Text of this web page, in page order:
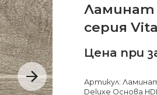
Ламинат
серия
Цена при
Артикул:
Deluxe Основа